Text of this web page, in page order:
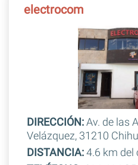
electrocom
DIRECCIÓN:Av. de las
Velázquez, 31210
DISTANCIA:4.6 km del